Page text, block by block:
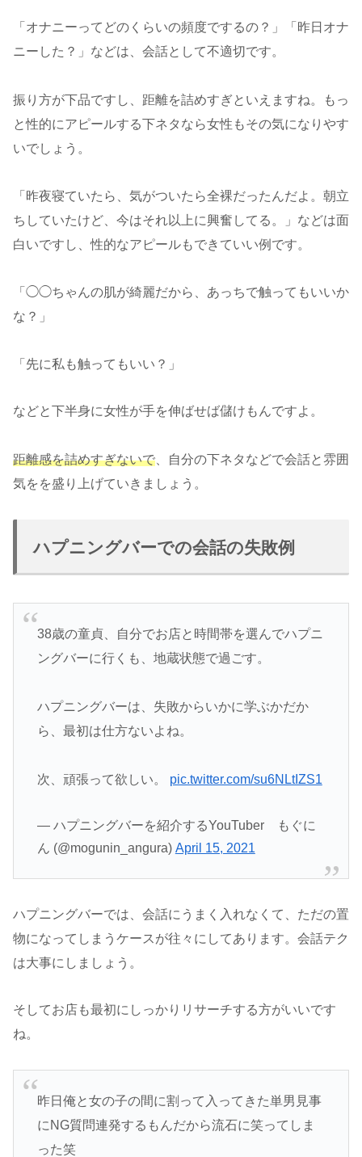
「オナニーってどのくらいの頻度でするの？」「昨日オナ
ニーした？」などは、会話として不適切です。
振り方が下品ですし、距離を詰めすぎといえますね。もっ
と性的にアピールする下ネタなら女性もその気になりやす
いでしょう。
「昨夜寝ていたら、気がついたら全裸だったんだよ。朝立
ちしていたけど、今はそれ以上に興奮してる。」などは面
白いですし、性的なアピールもできていい例です。
「◯◯ちゃんの肌が綺麗だから、あっちで触ってもいいか
な？」
「先に私も触ってもいい？」
などと下半身に女性が手を伸ばせば儲けもんですよ。
距離感を詰めすぎないで、自分の下ネタなどで会話と雰囲
気をを盛り上げていきましょう。
ハプニングバーでの会話の失敗例
38歳の童貞、自分でお店と時間帯を選んでハプニ
ングバーに行くも、地蔵状態で過ごす。
ハプニングバーは、失敗からいかに学ぶかだか
ら、最初は仕方ないよね。
次、頑張って欲しい。 pic.twitter.com/su6NLtIZS1
— ハプニングバーを紹介するYouTuber もぐに
ん (@mogunin_angura) April 15, 2021
ハプニングバーでは、会話にうまく入れなくて、ただの置
物になってしまうケースが往々にしてあります。会話テク
は大事にしましょう。
そしてお店も最初にしっかりリサーチする方がいいです
ね。
昨日俺と女の子の間に割って入ってきた単男見事
にNG質問連発するもんだから流石に笑ってしま
った笑